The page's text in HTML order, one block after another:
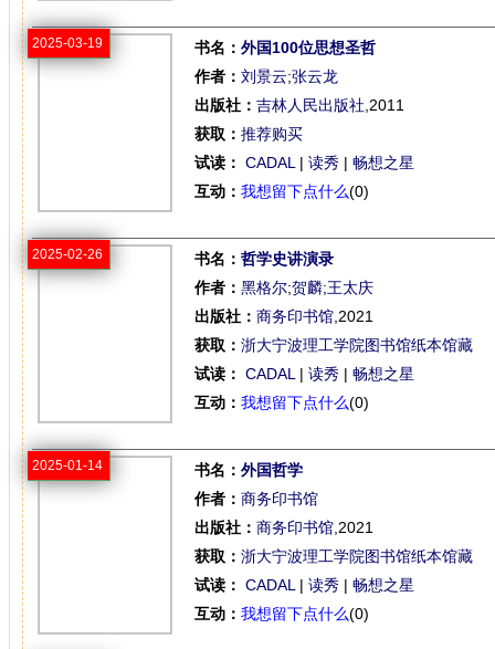
2025-03-19 书名： 外国100位思想圣哲
作者： 刘景云;张云龙
出版社： 吉林人民出版社 ,2011
获取： 推荐购买
试读： CADAL | 读秀 | 畅想之星
互动： 我想留下点什么(0)
2025-02-26 书名： 哲学史讲演录
作者： 黑格尔;贺麟;王太庆
出版社： 商务印书馆 ,2021
获取： 浙大宁波理工学院图书馆纸本馆藏
试读： CADAL | 读秀 | 畅想之星
互动： 我想留下点什么(0)
2025-01-14 书名： 外国哲学
作者： 商务印书馆
出版社： 商务印书馆 ,2021
获取： 浙大宁波理工学院图书馆纸本馆藏
试读： CADAL | 读秀 | 畅想之星
互动： 我想留下点什么(0)